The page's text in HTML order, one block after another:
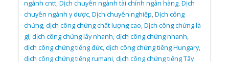
ngành cntt,Dịch chuyên ngành tài chính ngân hàng,Dịch
chuyên ngành y dược,Dịch chuyên nghiệp,Dịch công
chứng,dịch công chứng chất lượng cao,Dịch công chứng là
gì,dịch công chứng lấy nhanh,dịch công chứng nhanh,
dịch công chứng tiếng đức,dịch công chứng tiếng Hungary,
dịch công chứng tiếng rumani,dịch công chứng tiếng Tây